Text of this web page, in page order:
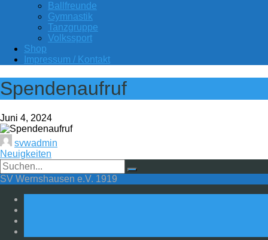
Ballfreunde
Gymnastik
Tanzgruppe
Volkssport
Shop
Impressum / Kontakt
Spendenaufruf
Juni 4, 2024
svwadmin
Neuigkeiten
SV Wernshausen e.V. 1919